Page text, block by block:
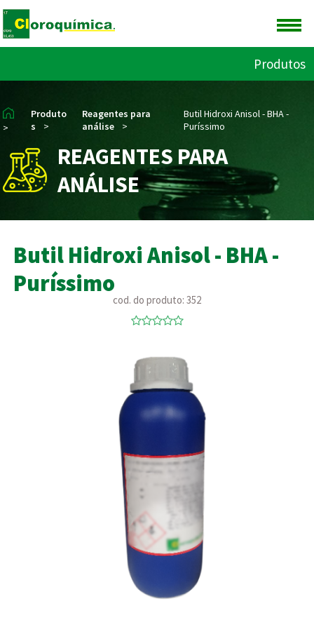
Produtos
>
Produto
s
>
Reagentes para
análise
>
Butil Hidroxi Anisol - BHA -
Puríssimo
REAGENTES PARA
ANÁLISE
Butil Hidroxi Anisol - BHA -
Puríssimo
cod. do produto: 352